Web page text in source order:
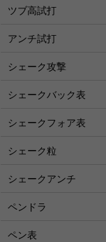
ツブ高試打
アンチ試打
シェーク攻撃
シェークバック表
シェークフォア表
シェーク粒
シェークアンチ
ペンドラ
ペン表